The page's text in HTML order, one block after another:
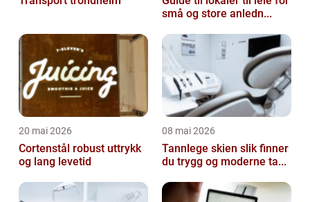
små og store anledn...
20 mai 2026
Cortenstål robust uttrykk
og lang levetid
08 mai 2026
Tannlege skien slik finner
du trygg og moderne ta...